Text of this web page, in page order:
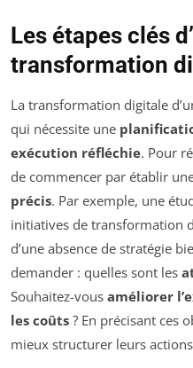
Les étapes clés
transformation
La transformation digitale
qui nécessite une
exécution réfléchie. Pour
de commencer par établir
précis. Par exemple, une
initiatives de transformation
d’une absence de stratégie
demander : quelles sont les
Souhaitez-vous améliorer
les coûts ? En précisant ces
mieux structurer leurs